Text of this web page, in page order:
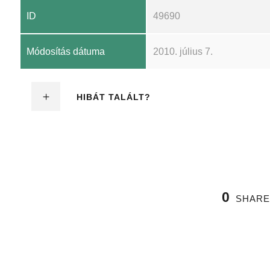
ID 49690
Módosítás dátuma 2010. július 7.
HIBÁT TALÁLT?
0